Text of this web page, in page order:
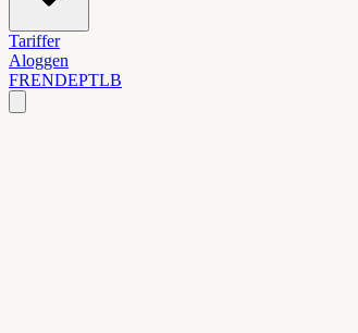
Tariffer
Aloggen
FRENDEPTLB